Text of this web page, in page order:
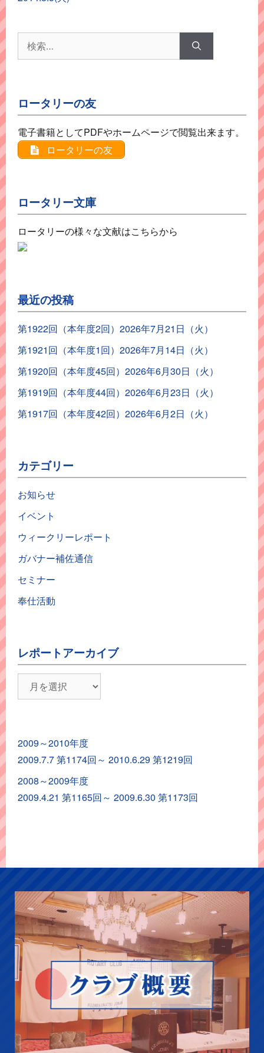
ー
索:
ロータリーの友
電子書籍としてPDFやホームページで閲覧出来ます。
ロータリーの友
ロータリー文庫
ロータリーの様々な文献はこちらから
最近の投稿
第1922回（本年度2回）2026年7月21日（火）
第1921回（本年度1回）2026年7月14日（火）
第1920回（本年度45回）2026年6月30日（火）
第1919回（本年度44回）2026年6月23日（火）
第1917回（本年度42回）2026年6月2日（火）
カテゴリー
お知らせ
イベント
ウィークリーレポート
ガバナー補佐通信
セミナー
奉仕活動
レポートアーカイブ
ポ
ア
ー
カ
イ
2009～2010年度
2009.7.7 第1174回～ 2010.6.29 第1219回
2008～2009年度
2009.4.21 第1165回～ 2009.6.30 第1173回